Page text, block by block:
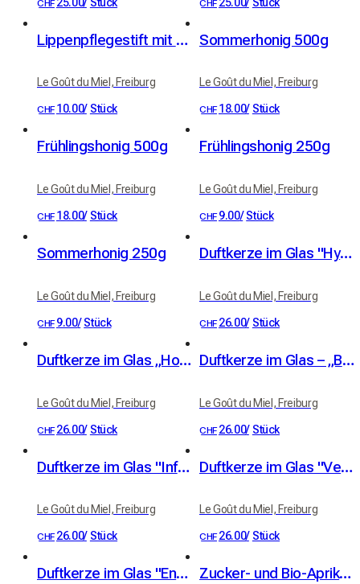
CHF CHF
Lippenpflegestift mit Aprikosenöl und echtem Bienenwachs
Le Goût du Miel, Freiburg
CHF 10.00/ Stück
Sommerhonig 500g
Le Goût du Miel, Freiburg
CHF 18.00/ Stück
Frühlingshonig 500g
Le Goût du Miel, Freiburg
CHF 18.00/ Stück
Frühlingshonig 250g
Le Goût du Miel, Freiburg
CHF 9.00/ Stück
Sommerhonig 250g
Le Goût du Miel, Freiburg
CHF 9.00/ Stück
Duftkerze im Glas "Hymne au Verger"
Le Goût du Miel, Freiburg
CHF 26.00/ Stück
Duftkerze im Glas „Honigmond“
Le Goût du Miel, Freiburg
CHF 26.00/ Stück
Duftkerze im Glas – „Beerentraum“
Le Goût du Miel, Freiburg
CHF 26.00/ Stück
Duftkerze im Glas "Infusion Dorée"
Le Goût du Miel, Freiburg
CHF 26.00/ Stück
Duftkerze im Glas "Vent des Cimes"
Le Goût du Miel, Freiburg
CHF 26.00/ Stück
Duftkerze im Glas "Entre crème et ciel" Zucker- und Bio-Aprikosenkernöl-Peeling - Aprikosenduft